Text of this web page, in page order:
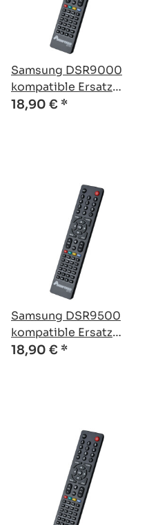
Samsung DSR9000
kompatible Ersatz
Fernbedienung
18,90 € *
Samsung DSR9500
kompatible Ersatz
Fernbedienung
18,90 € *